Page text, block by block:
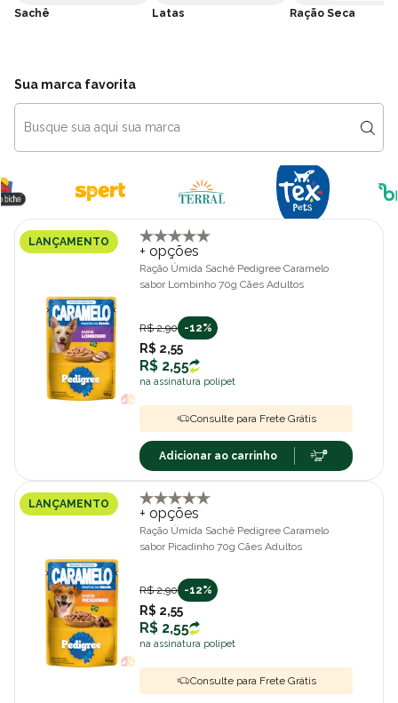
soluções completas que ajudam a garantir uma vida mais
Sachê Latas Ração Seca
Sua marca favorita
LANÇAMENTO
+ opções
Ração Úmida Sachê Pedigree Caramelo
sabor Lombinho 70g Cães Adultos
R$ 2,90 -12%
R$ 2,55
R$ 2,55
na assinatura polipet
Consulte para Frete Grátis
Adicionar ao carrinho
LANÇAMENTO
+ opções
Ração Úmida Sachê Pedigree Caramelo
sabor Picadinho 70g Cães Adultos
R$ 2,90 -12%
R$ 2,55
R$ 2,55
na assinatura polipet
Consulte para Frete Grátis